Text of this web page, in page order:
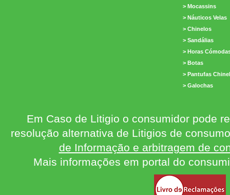
> Mocassins
> Náuticos Velas
> Chinelos
> Sandálias
> Horas
> Botas
> Pantufas
> Galochas
Em Caso de Litigio o consumidor pode
resolução alternativa de Litigios de
de Informação e arbitragem de
Mais informações em portal do